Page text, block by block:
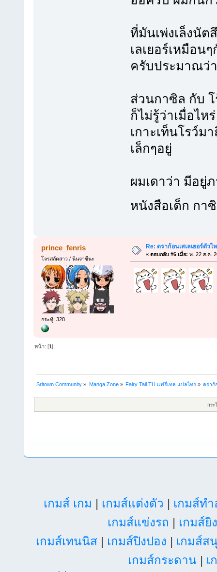
ที่มันเพ่งเล็งนั
เลเยอร์เหมือน
ครับประมาณว่
ส่วนกาซิล กับ
ก็ไม่รู้ว่าเมื่อไห
เกาะเท็นโรว์ม
เล็กๆอยู่
ผมเดาว่า มีอยู่
หนังสือเด็ก กา
prince_fenris
โจรสลัดสาว / นินจาซึนะ
กระทู้: 328
Re: ดราก้อนเสเลเยอร์ตัวไ
« ตอบกลับ #6 เมื่อ: พ. 22 ส.ค.
หน้า: [1]
Sritown Community » Manga Zone» Fairy Tail TH แฟรี่เทล แปลไทย» ดราก้
กระ
เกมส์ เกม | เกมส์แต่งตัว | เกมส์ท
เกมส์แข่งรถ | เกมส์ยิ
เกมส์เทนนิส| เกมส์ปิงปอง | เกมส์ส
เกมส์กระดาน | เ